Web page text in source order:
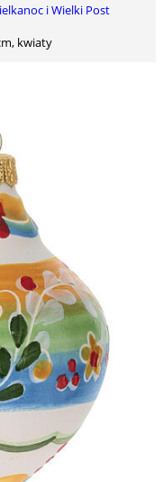
Wielkanoc i Wielki Post
kwiaty